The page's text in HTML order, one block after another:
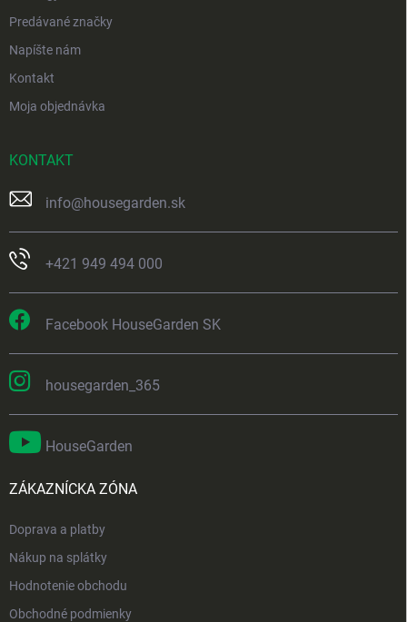
Predávané značky
Napíšte nám
Kontakt
Moja objednávka
KONTAKT
info@housegarden.sk
+421 949 494 000
Facebook HouseGarden SK
housegarden_365
HouseGarden
ZÁKAZNÍCKA ZÓNA
Doprava a platby
Nákup na splátky
Hodnotenie obchodu
Obchodné podmienky